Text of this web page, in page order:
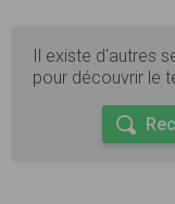
Il existe d'autres
pour découvrir le